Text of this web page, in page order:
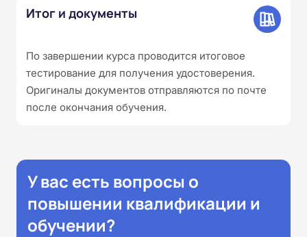
Итог и документы
По завершении курса проводится итоговое
тестирование для получения удостоверения.
Оригиналы документов отправляются по почте
после окончания обучения.
У вас есть вопросы о
повышении квалификации и
обучении?